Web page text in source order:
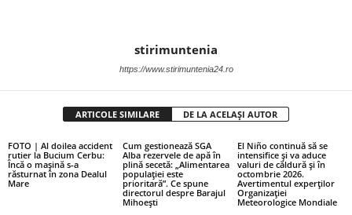
stirimuntenia
https://www.stirimuntenia24.ro
ARTICOLE SIMILARE DE LA ACELAȘI AUTOR
FOTO | Al doilea accident
rutier la Bucium Cerbu:
Încă o mașină s-a
răsturnat în zona Dealul
Mare
Cum gestionează SGA
Alba rezervele de apă în
plină secetă: „Alimentarea
populației este
prioritară”. Ce spune
directorul despre Barajul
Mihoești
El Niño continuă să se
intensifice și va aduce
valuri de căldură și în
octombrie 2026.
Avertimentul experților
Organizației
Meteorologice Mondiale